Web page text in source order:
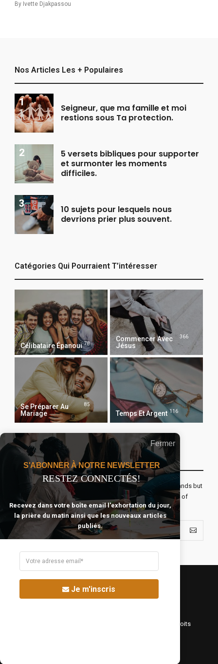
By Ivette Djakpassou
Nos Articles Les + Populaires
Seigneur, que ma famille et moi
restions sous Ta protection.
5 versets bibliques pour supporter
et surmonter les moments
difficiles.
10 sujets pour lesquels nous
devrions prier plus souvent.
Catégories Qui Pourraient T’intéresser
Célibataire Épanoui 78
Commencer Avec
Jésus
366
Se Préparer Au
Mariage
85
Temps Et Argent 116
Recevoir Notre Newsletter Chaque Matin
The real voyage of discovery consists not in seeking new lands but
seeing with new eyes. All journeys have secret destinations of
which the traveler is unaware.
©Fréquence Chrétienne Production 2016-2025. Tous droits
Fermer
S'ABONNER À NOTRE NEWSLETTER
RESTEZ CONNECTÉS!
Recevez dans votre boîte email l'exhortation du jour,
la prière du matin ainsi que les nouveaux articles
publiés.
Je m'inscris